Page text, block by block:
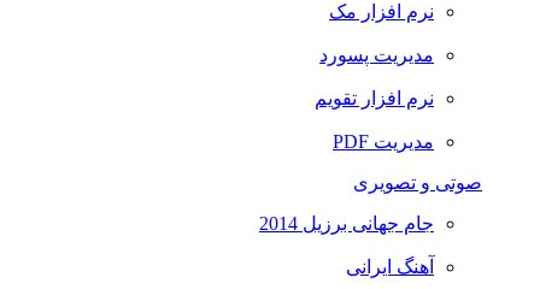
نرم افزار مک
مدیریت پسورد
نرم افزار تقویم
مدیریت PDF
صوتی و تصویری
جام جهانی برزیل 2014
آهنگ ایرانی